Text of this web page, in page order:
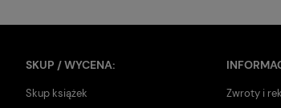
SKUP / WYCENA:
Skup książek
Zwroty i